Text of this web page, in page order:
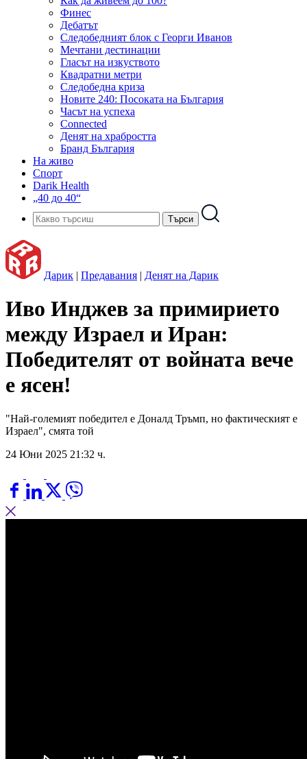
Финес
Дебатът
Следобедният блок с Георги Иванов
Мечтани дестинации
Гласът на изкуството
Квадратни метри
Следобедна криза
Новите 240: Посоката на България
Часът на успеха
Connected
Денят на храбростта
Бранд България
На живо
Спорт
Darik Health
„40 до 40“
Дарик | Предавания | Денят на Дарик
Иво Инджев за примирието
между Израел и Иран:
Победителят от войната вече
е ясен!
"Най-големият победител е Доналд Тръмп, но фактическият е
Израел", смята той
24 Юни 2025 21:32 ч.